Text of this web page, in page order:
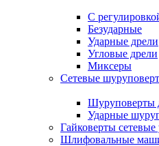
С
Безударные
Ударные дрели
Угловые дрели
Миксеры
Сетевые
Шуруповерты
Ударные
Гайковерты сетевые
Шлифовальные